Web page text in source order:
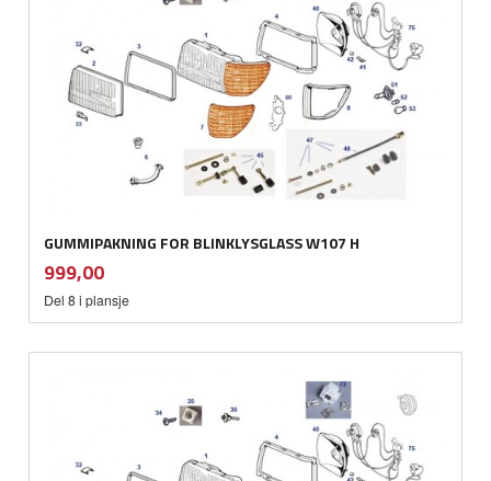
GUMMIPAKNING FOR BLINKLYSGLASS W107 H
Pris
999,00mva.
Del 8 i plansje